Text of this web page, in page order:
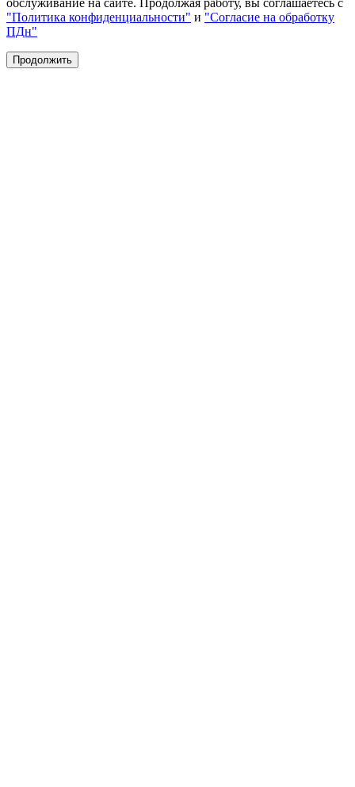
"Политика конфиденциальности" и "Согласие на обработку
ПДн"
Продолжить